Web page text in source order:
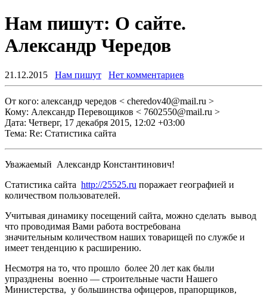
Нам пишут: О сайте.
Александр Чередов
21.12.2015 Нам пишут Нет комментариев
От кого: александр чередов < cheredov40@mail.ru >
Кому: Александр Перевощиков < 7602550@mail.ru >
Дата: Четверг, 17 декабря 2015, 12:02 +03:00
Тема: Re: Cтатистика сайта
Уважаемый Александр Константинович!
Статистика сайта http://25525.ru поражает географией и
количеством пользователей.
Учитывая динамику посещений сайта, можно сделать вывод
что проводимая Вами работа востребована
значительным количеством наших товарищей по службе и
имеет тенденцию к расширению.
Несмотря на то, что прошло более 20 лет как были
упразднены военно — строительные части Нашего
Министерства, у большинства офицеров, прапорщиков,